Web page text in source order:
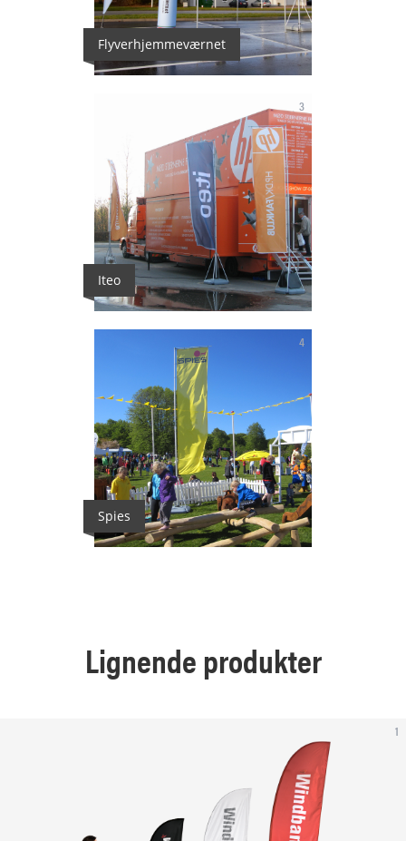
Flyverhjemmeværnet
3
Iteo
4
Spies
Lignende produkter
1